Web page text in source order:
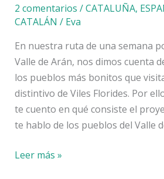
2 comentarios /CATALUÑA,
CATALÁN / Eva
En nuestra ruta de una semana
Valle de Arán, nos dimos cuenta
los pueblos más bonitos que
distintivo de Viles Florides. Por
te cuento en qué consiste el
te hablo de los pueblos del Valle
Los
Leer más »